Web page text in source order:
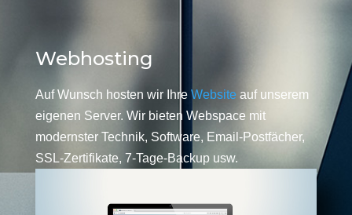
Webhosting
Auf Wunsch hosten wir Ihre Website auf unserem
eigenen Server. Wir bieten Webspace mit
modernster Technik, Software, Email-Postfächer,
SSL-Zertifikate, 7-Tage-Backup usw.